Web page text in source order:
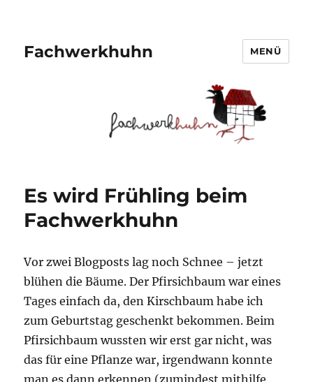
Fachwerkhuhn MENÜ
Es wird Frühling beim
Fachwerkhuhn
Vor zwei Blogposts lag noch Schnee – jetzt
blühen die Bäume. Der Pfirsichbaum war eines
Tages einfach da, den Kirschbaum habe ich
zum Geburtstag geschenkt bekommen. Beim
Pfirsichbaum wussten wir erst gar nicht, was
das für eine Pflanze war, irgendwann konnte